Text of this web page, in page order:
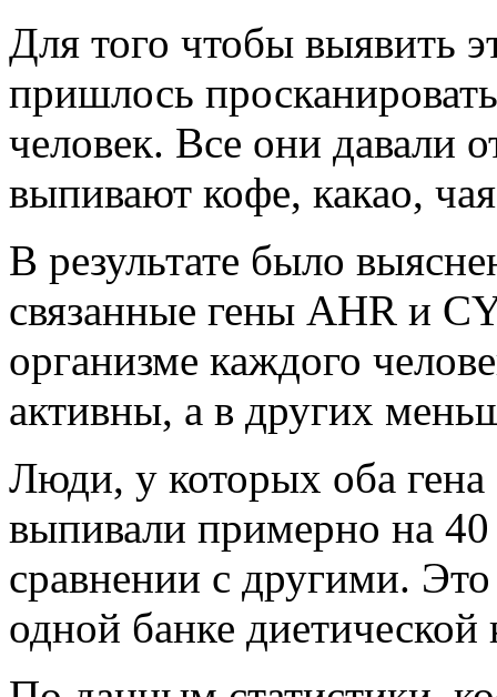
Для того чтобы выявить
пришлось
человек. Все они давали
выпивают кофе, какао,
В результате было
связанные гены AHR и
организме каждого
активны, а в других
Люди, у которых оба гена
выпивали примерно на
сравнении с другими.
одной банке диетической